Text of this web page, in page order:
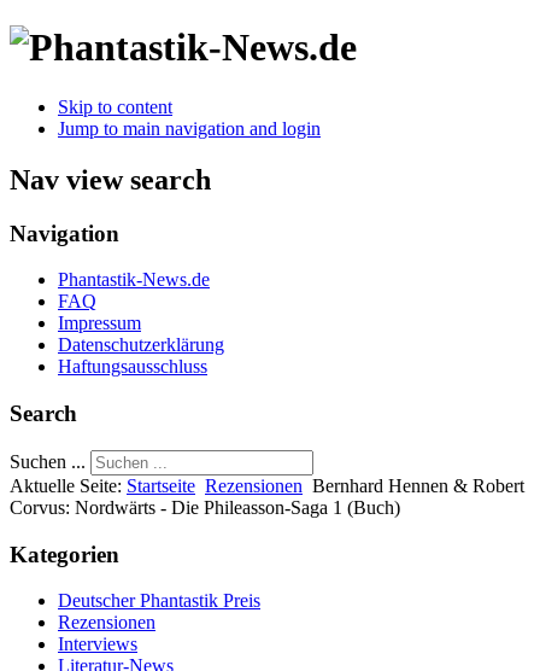
Skip to content
Jump to main navigation and login
Nav view search
Navigation
Phantastik-News.de
FAQ
Impressum
Datenschutzerklärung
Haftungsausschluss
Search
Suchen ...
Aktuelle Seite: Startseite Rezensionen Bernhard Hennen & Robert
Corvus: Nordwärts - Die Phileasson-Saga 1 (Buch)
Kategorien
Deutscher Phantastik Preis
Rezensionen
Interviews
Literatur-News